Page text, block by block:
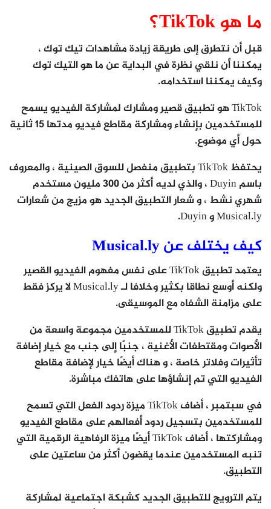
ما هو TikTok؟
قبل أن نتطرق إلى طريقة زيادة مشاهدات تيك توك ،
يمكننا أن نلقي نظرة في البداية عن ما هو التيك توك
وكيف يمكننا استخدامه.
TikTok هو تطبيق قصير ومشارك لمشاركة الفيديو يسمح
للمستخدمين بإنشاء ومشاركة مقاطع فيديو مدتها 15 ثانية
حول أي موضوع.
يحتفظ TikTok بتطبيق منفصل للسوق الصينية ، والمعروف
باسم Duyin ، والذي لديه أكثر من 300 مليون مستخدم
شهري نشط ، و شعار التطبيق الجديد هو مزيج من شعارات
Musical.ly و Duyin.
كيف يختلف عن Musical.ly
يعتمد تطبيق TikTok على نفس مفهوم الفيديو القصير
ولكنه أوسع نطاقا بكثير وخلافا لـ Musical.ly لا يركز فقط
على مزامنة الشفاه مع الموسيقى.
يقدم تطبيق TikTok للمستخدمين مجموعة واسعة من
الأصوات ومقتطفات الأغنية ، جنبًا إلى جنب مع خيار إضافة
تأثيرات وفلاتر خاصة ، و هناك أيضًا خيار لإضافة مقاطع
الفيديو التي تم إنشاؤها على هاتفك مباشرة.
في سبتمبر ، أضاف TikTok ميزة ردود الفعل التي تسمح
للمستخدمين بتسجيل ردود أفعالهم على مقاطع الفيديو
ومشاركتها ، أضاف TikTok أيضًا ميزة الرفاهية الرقمية التي
تنبه المستخدمين عندما يقضون أكثر من ساعتين على
التطبيق.
يتم الترويج للتطبيق الجديد كشبكة اجتماعية لمشاركة